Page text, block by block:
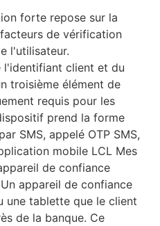
forte repose sur la
de vérification
l'utilisateur.
l'identifiant client et du
troisième élément de
requis pour les
prend la forme
SMS, appelé OTP SMS,
mobile LCL Mes
de confiance
appareil de confiance
une tablette que le client
de la banque. Ce